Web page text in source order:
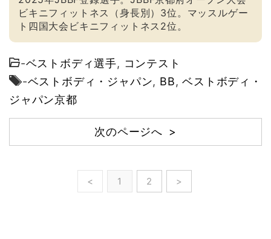
ビキニフィットネス（身長別）3位。マッスルゲー
ト四国大会ビキニフィットネス2位。
-ベストボディ選手, コンテスト
-ベストボディ・ジャパン, BB,ベストボディ・
ジャパン京都
次のページへ >
< 1 2 >